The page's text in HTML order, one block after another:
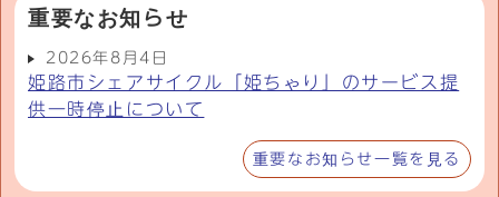
重要なお知らせ
2026年8月4日
姫路市シェアサイクル「姫ちゃり」のサービス提
供一時停止について
重要なお知らせ一覧を見る